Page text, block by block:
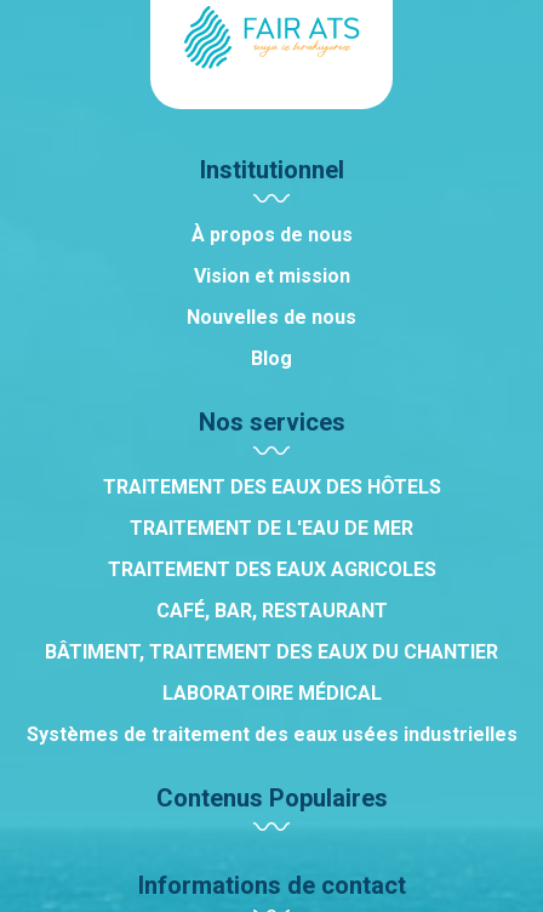
Institutionnel
À propos de nous
Vision et mission
Nouvelles de nous
Blog
Nos services
TRAITEMENT DES EAUX DES HÔTELS
TRAITEMENT DE L'EAU DE MER
TRAITEMENT DES EAUX AGRICOLES
CAFÉ, BAR, RESTAURANT
BÂTIMENT, TRAITEMENT DES EAUX DU CHANTIER
LABORATOIRE MÉDICAL
Systèmes de traitement des eaux usées industrielles
Contenus Populaires
Informations de contact